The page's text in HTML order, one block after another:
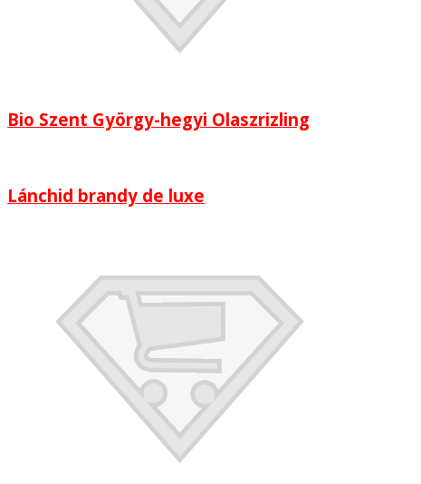
Bio Szent György-hegyi Olaszrizling
Lánchid brandy de luxe